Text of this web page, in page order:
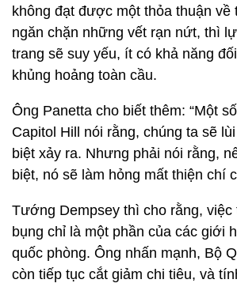
không đạt được một thỏa thuận về
ngăn chặn những vết rạn nứt, thì
trang sẽ suy yếu, ít có khả năng
khủng hoảng toàn cầu.
Ông Panetta cho biết thêm: “Một
Capitol Hill nói rằng, chúng ta sẽ
biệt xảy ra. Nhưng phải nói rằng,
biệt, nó sẽ làm hỏng mất thiện chí
Tướng Dempsey thì cho rằng, việc
bụng chỉ là một phần của các giới
quốc phòng. Ông nhấn mạnh, Bộ
còn tiếp tục cắt giảm chi tiêu, và